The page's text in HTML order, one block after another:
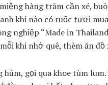
hàng trăm cần xé,
khi nào có ruốc tươi
nghiệp “Made in
khi nhớ quê, thèm ăn đồ
gọi qua khoe tùm